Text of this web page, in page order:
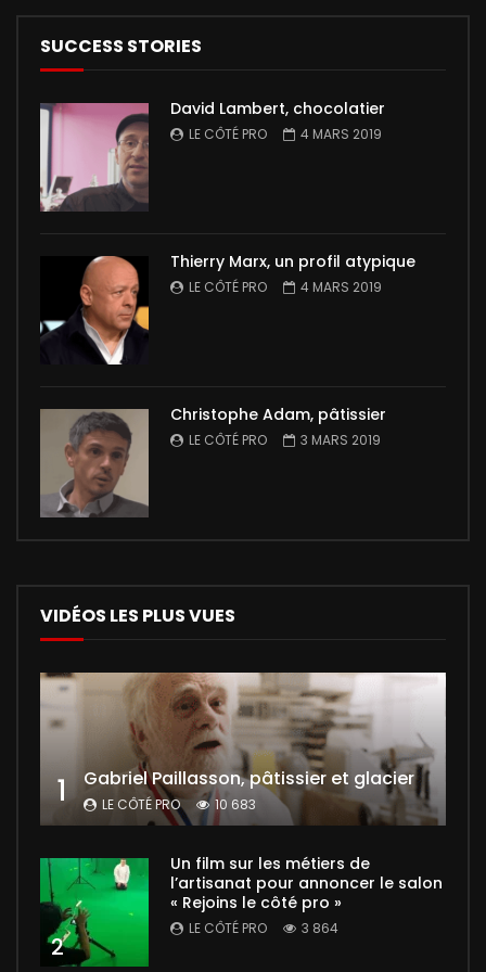
SUCCESS STORIES
David Lambert, chocolatier
LE CÔTÉ PRO 4 MARS 2019
Thierry Marx, un profil atypique
LE CÔTÉ PRO 4 MARS 2019
Christophe Adam, pâtissier
LE CÔTÉ PRO 3 MARS 2019
VIDÉOS LES PLUS VUES
1 Gabriel Paillasson, pâtissier et glacier
LE CÔTÉ PRO 10 683
2
Un film sur les métiers de
l’artisanat pour annoncer le salon
« Rejoins le côté pro »
LE CÔTÉ PRO 3 864